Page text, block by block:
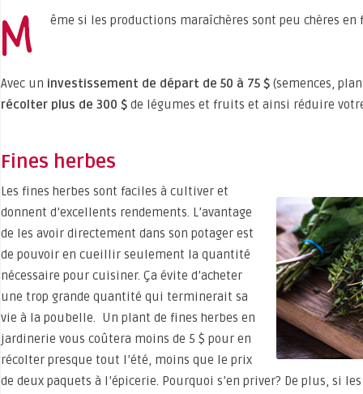
M ême si les productions maraîchères sont peu chères
Avec un investissement de départ de 50 à 75 $ (semences,
récolter plus de 300 $ de légumes et fruits et ainsi réduire
Fines herbes
Les fines herbes sont faciles à cultiver et
donnent d’excellents rendements. L’avantage
de les avoir directement dans son potager est
de pouvoir en cueillir seulement la quantité
nécessaire pour cuisiner. Ça évite d’acheter
une trop grande quantité qui terminerait sa
vie à la poubelle. Un plant de fines herbes en
jardinerie vous coûtera moins de 5 $ pour en
récolter presque tout l’été, moins que le prix
de deux paquets à l’épicerie. Pourquoi s’en priver? De plus, si